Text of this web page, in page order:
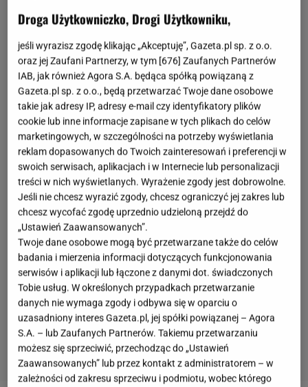
Droga Użytkowniczko, Drogi Użytkowniku,
jeśli wyrazisz zgodę klikając „Akceptuję”, Gazeta.pl sp. z o.o.
oraz jej Zaufani Partnerzy, w tym [676] Zaufanych Partnerów
IAB, jak również Agora S.A. będąca spółką powiązaną z
Gazeta.pl sp. z o.o., będą przetwarzać Twoje dane osobowe
takie jak adresy IP, adresy e-mail czy identyfikatory plików
cookie lub inne informacje zapisane w tych plikach do celów
marketingowych, w szczególności na potrzeby wyświetlania
reklam dopasowanych do Twoich zainteresowań i preferencji w
swoich serwisach, aplikacjach i w Internecie lub personalizacji
treści w nich wyświetlanych. Wyrażenie zgody jest dobrowolne.
Jeśli nie chcesz wyrazić zgody, chcesz ograniczyć jej zakres lub
chcesz wycofać zgodę uprzednio udzieloną przejdź do
„Ustawień Zaawansowanych”.
Twoje dane osobowe mogą być przetwarzane także do celów
badania i mierzenia informacji dotyczących funkcjonowania
serwisów i aplikacji lub łączone z danymi dot. świadczonych
Tobie usług. W określonych przypadkach przetwarzanie
danych nie wymaga zgody i odbywa się w oparciu o
uzasadniony interes Gazeta.pl, jej spółki powiązanej – Agora
S.A. – lub Zaufanych Partnerów. Takiemu przetwarzaniu
możesz się sprzeciwić, przechodząc do „Ustawień
Zaawansowanych” lub przez kontakt z administratorem – w
zależności od zakresu sprzeciwu i podmiotu, wobec którego